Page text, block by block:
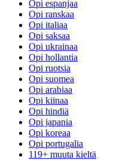
Opi espanjaa
Opi ranskaa
Opi italiaa
Opi saksaa
Opi ukrainaa
Opi hollantia
Opi ruotsia
Opi suomea
Opi arabiaa
Opi kiinaa
Opi hindiä
Opi japania
Opi koreaa
Opi portugalia
119+ muuta kieltä